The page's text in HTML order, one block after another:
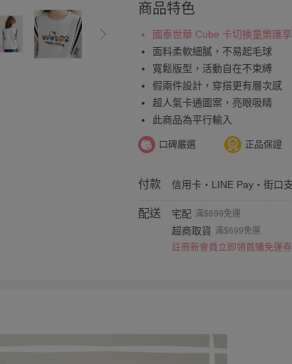
商品特色
國泰世華 Cube 卡切換童樂匯
面料柔軟細膩，不易起毛球
寬鬆版型，活動自在不束縛
假兩件設計，穿搭更有層次感
超人氣卡通圖案，亮眼吸睛
此商品為平行輸入
口碑嚴選 正品保證
付款 信用卡・LINE Pay・街口
配送 宅配 滿$699免運
超商取貨 滿$699免運
註冊新會員立即領首購免運券